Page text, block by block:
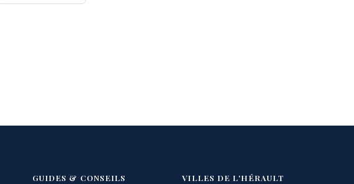
GUIDES & CONSEILS VILLES DE L'HÉRAULT